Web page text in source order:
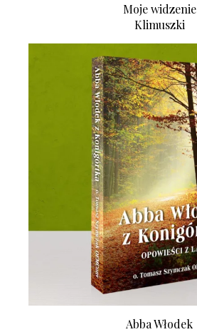
Moje widzenie
Klimuszki
Abba Włodek